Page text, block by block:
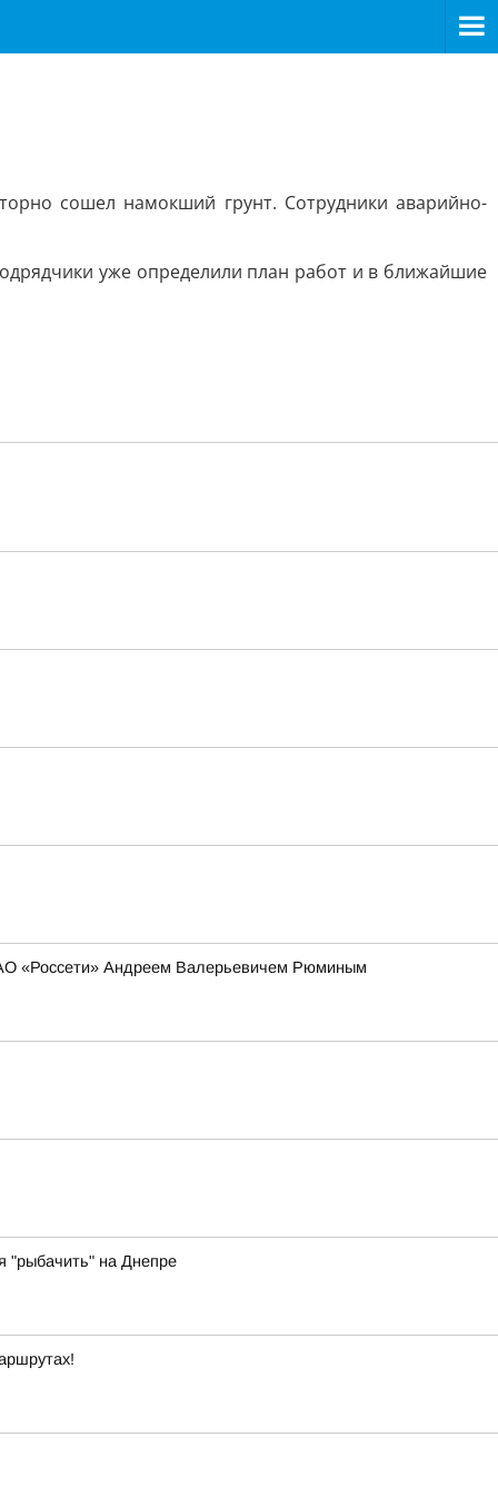
сошел намокший грунт. Сотрудники аварийно-
уже определили план работ и в ближайшие
«Россети» Андреем Валерьевичем Рюминым
"рыбачить" на Днепре